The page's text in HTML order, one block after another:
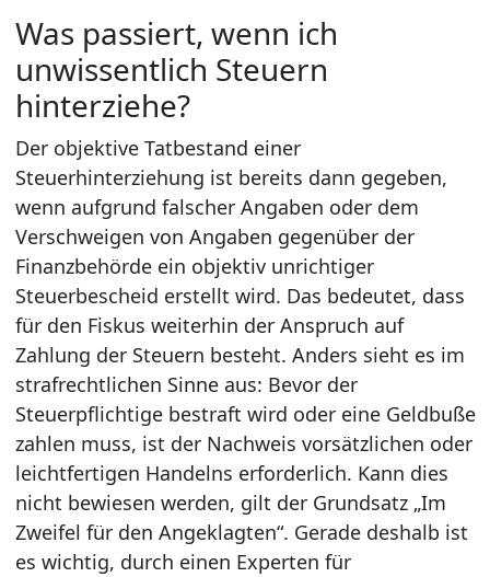
Was passiert, wenn ich
unwissentlich Steuern
hinterziehe?
Der objektive Tatbestand einer
Steuerhinterziehung ist bereits dann gegeben,
wenn aufgrund falscher Angaben oder dem
Verschweigen von Angaben gegenüber der
Finanzbehörde ein objektiv unrichtiger
Steuerbescheid erstellt wird. Das bedeutet, dass
für den Fiskus weiterhin der Anspruch auf
Zahlung der Steuern besteht. Anders sieht es im
strafrechtlichen Sinne aus: Bevor der
Steuerpflichtige bestraft wird oder eine Geldbuße
zahlen muss, ist der Nachweis vorsätzlichen oder
leichtfertigen Handelns erforderlich. Kann dies
nicht bewiesen werden, gilt der Grundsatz „Im
Zweifel für den Angeklagten“. Gerade deshalb ist
es wichtig, durch einen Experten für